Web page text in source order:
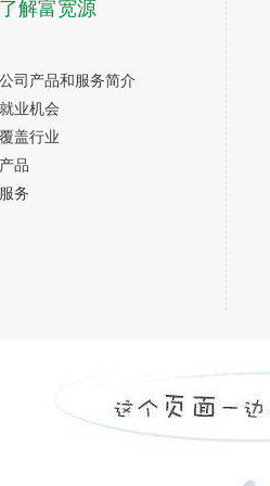
了解富宽源
公司产品和服务简介
就业机会
覆盖行业
产品
服务